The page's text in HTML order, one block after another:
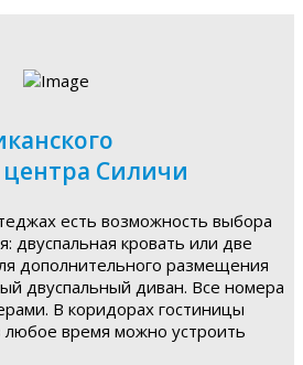
Силичи
есть возможность выбора
двуспальная кровать или две
дополнительного размещения
двуспальный диван. Все номера
В коридорах гостиницы
любое время можно устроить